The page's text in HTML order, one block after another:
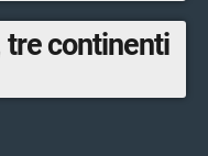
tre continenti